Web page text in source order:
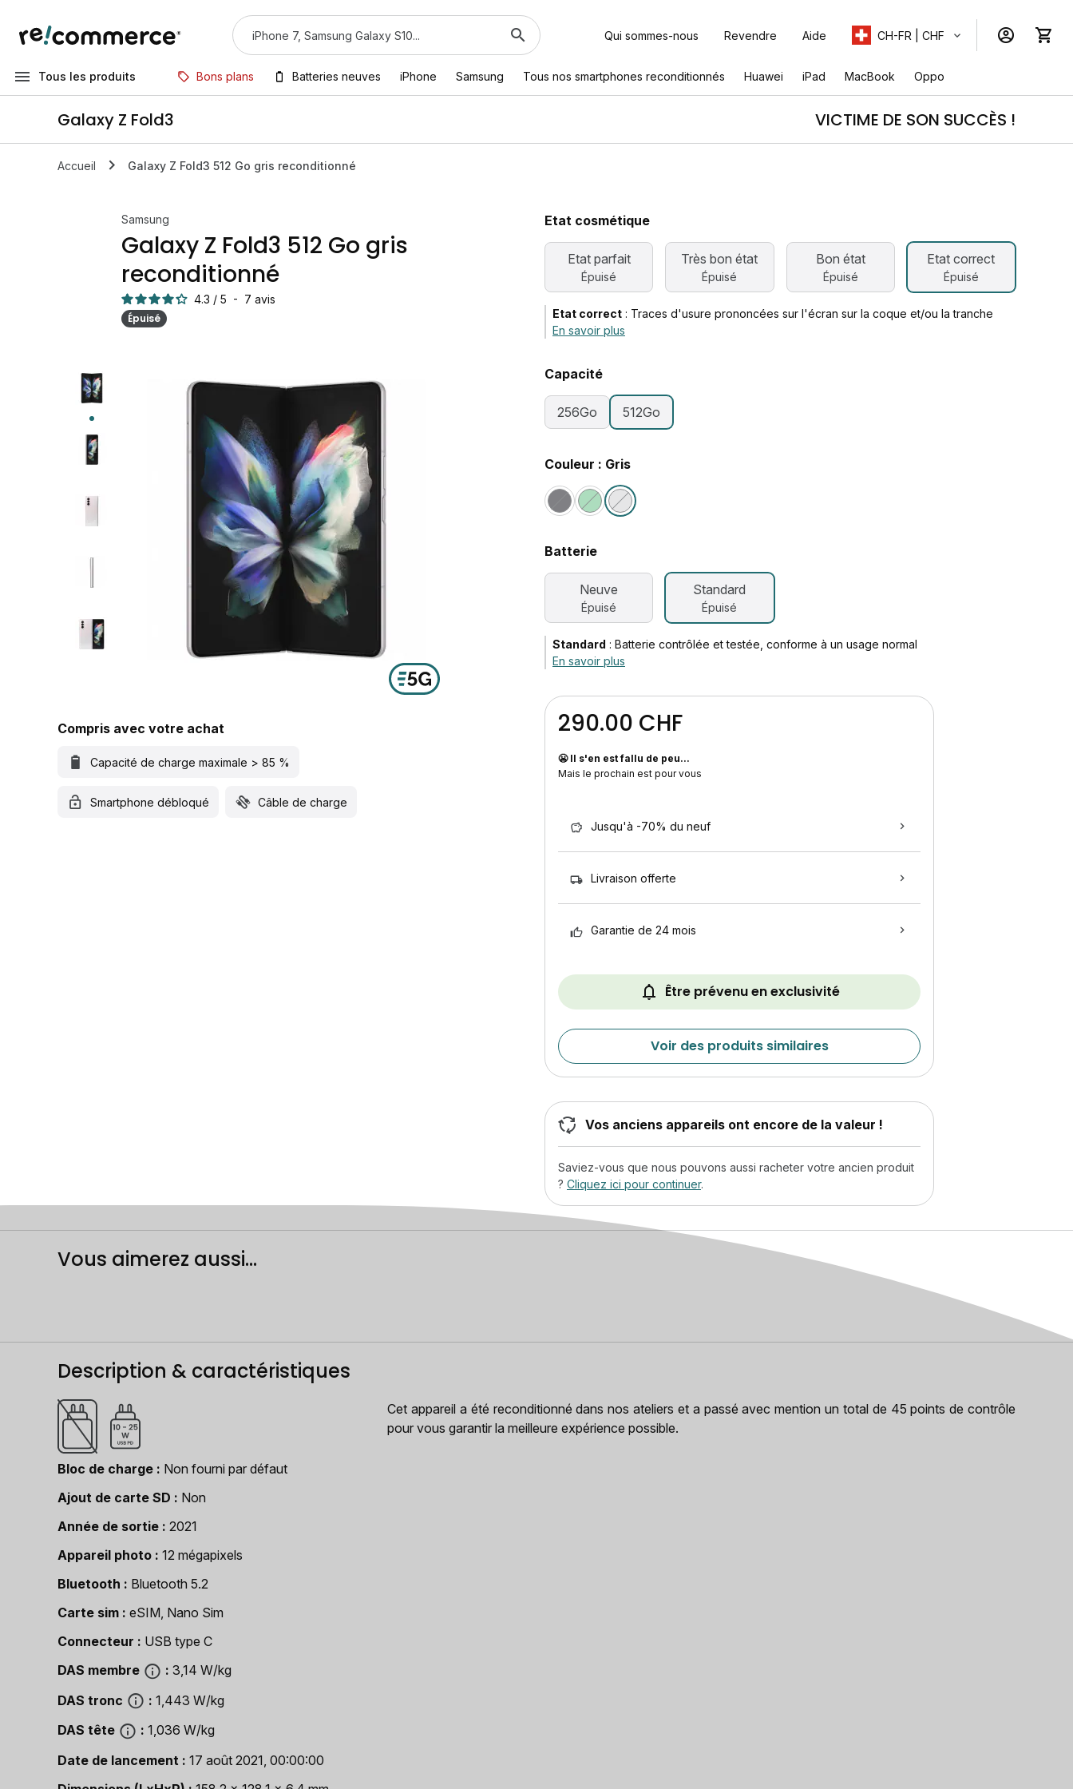
Qui sommes-nous Revendre Aide CH-FR | CHF
Tous les produits Bons plans Batteries neuves iPhone Samsung Tous nos smartphones reconditionnés Huawei iPad MacBook Oppo
Galaxy Z Fold3 VICTIME DE SON SUCCÈS !
Accueil Galaxy Z Fold3 512 Go gris reconditionné
Samsung
Galaxy Z Fold3 512 Go gris
reconditionné
4.3 / 5 - 7 avis
Épuisé
Compris avec votre achat
Capacité de charge maximale > 85 %
Smartphone débloqué Câble de charge
Etat cosmétique
Etat parfait
Épuisé
Très bon état
Épuisé
Bon état
Épuisé
Etat correct
Épuisé
Etat correct : Traces d'usure prononcées sur l'écran sur la coque et/ou la tranche
En savoir plus
Capacité
256Go 512Go
Couleur : Gris
Batterie
Neuve
Épuisé
Standard
Épuisé
Standard : Batterie contrôlée et testée, conforme à un usage normal
En savoir plus
290.00 CHF
😬 Il s'en est fallu de peu...
Mais le prochain est pour vous
Jusqu'à -70% du neuf
Livraison offerte
Garantie de 24 mois
Être prévenu en exclusivité
Voir des produits similaires
Vos anciens appareils ont encore de la valeur !
Saviez-vous que nous pouvons aussi racheter votre ancien produit
? Cliquez ici pour continuer.
Vous aimerez aussi...
Description & caractéristiques
Bloc de charge
Non fourni par défaut
Ajout de carte SD
Non
Année de sortie
2021
Appareil photo
12 mégapixels
Bluetooth
Bluetooth 5.2
Carte sim
eSIM, Nano Sim
Connecteur
USB type C
DAS membre
3,14 W/kg
DAS tronc
1,443 W/kg
DAS tête
1,036 W/kg
Date de lancement
17 août 2021, 00:00:00
Cet appareil a été reconditionné dans nos ateliers et a passé avec mention un total de 45 points de contrôle
pour vous garantir la meilleure expérience possible.